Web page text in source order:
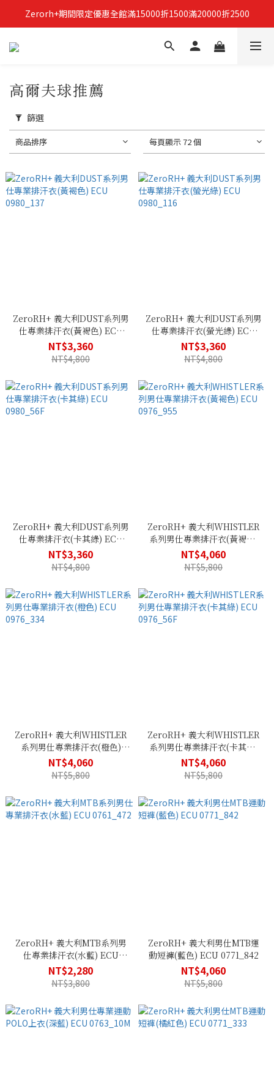
立即加入Zerorh+官網會員，獲得購物禮金
Zerorh+期間限定優惠全館滿15000折1500滿20000折2500
立即加入Zerorh+官網會員，獲得購物禮金
高爾夫球推薦
篩選
商品排序 每頁顯示 72 個
ZeroRH+ 義大利DUST系列男
仕專業排汗衣(黃褐色) ECU
0980_137
NT$3,360
NT$4,800
ZeroRH+ 義大利DUST系列男
仕專業排汗衣(螢光綠) ECU
0980_116
NT$3,360
NT$4,800
ZeroRH+ 義大利DUST系列男
仕專業排汗衣(卡其綠) ECU
0980_56F
NT$3,360
NT$4,800
ZeroRH+ 義大利WHISTLER
系列男仕專業排汗衣(黃褐色)
ECU 0976_955
NT$4,060
NT$5,800
ZeroRH+ 義大利WHISTLER
系列男仕專業排汗衣(橙色)
ECU 0976_334
NT$4,060
NT$5,800
ZeroRH+ 義大利WHISTLER
系列男仕專業排汗衣(卡其綠)
ECU 0976_56F
NT$4,060
NT$5,800
ZeroRH+ 義大利MTB系列男
仕專業排汗衣(水藍) ECU
0761_472
NT$2,280
NT$3,800
ZeroRH+ 義大利男仕MTB運
動短褲(藍色) ECU 0771_842
NT$4,060
NT$5,800